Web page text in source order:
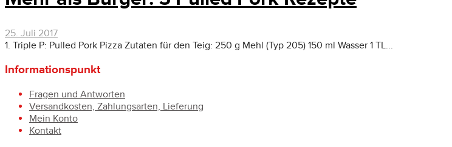
25. Juli 2017
1. Triple P: Pulled Pork Pizza Zutaten für den Teig: 250 g Mehl (Typ 205) 150 ml Wasser 1 TL...
Informationspunkt
Fragen und Antworten
Versandkosten, Zahlungsarten, Lieferung
Mein Konto
Kontakt